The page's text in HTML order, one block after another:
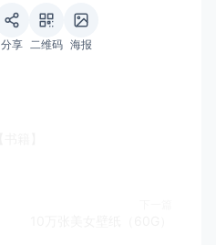
分享 二维码 海报